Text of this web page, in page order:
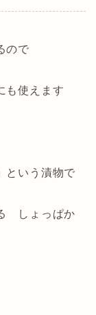
ので
も使えます
という漬物で
しょっぱか